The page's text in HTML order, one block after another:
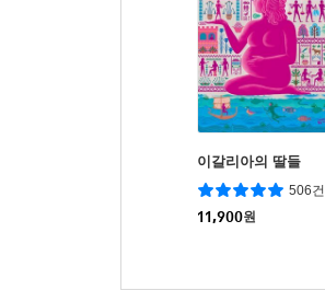
이갈리아의 딸들
506건
11,900원